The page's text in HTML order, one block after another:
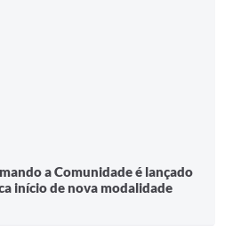
a Comunidade é lançado
início de nova modalidade